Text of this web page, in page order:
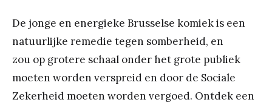
De jonge en energieke Brusselse komiek is een
natuurlijke remedie tegen somberheid, en
zou op grotere schaal onder het grote publiek
moeten worden verspreid en door de Sociale
Zekerheid moeten worden vergoed. Ontdek een